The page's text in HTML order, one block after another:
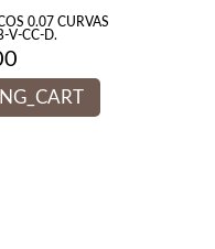
0.07 CURVAS
V-CC-D.